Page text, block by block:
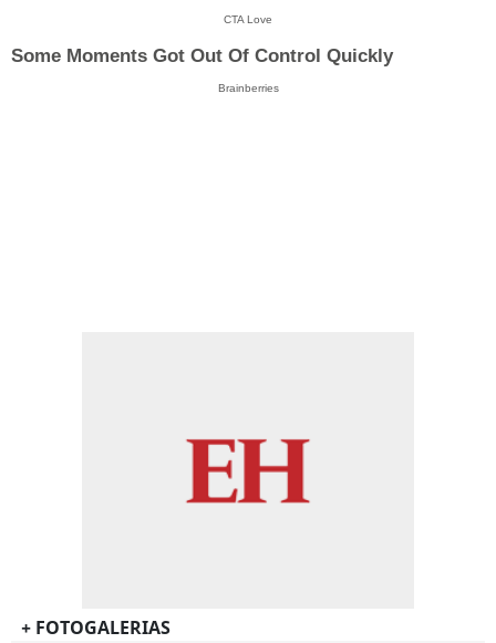
CTA Love
Some Moments Got Out Of Control Quickly
Brainberries
+ FOTOGALERIAS